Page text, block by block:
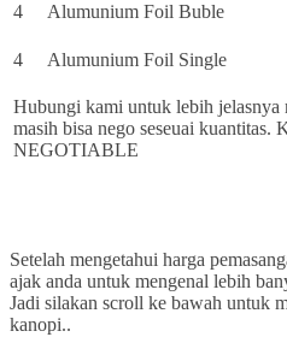
4
Alumunium Foil Buble
4
Alumunium Foil Single
Hubungi kami untuk lebih jelasnya
masih bisa nego seseuai
NEGOTIABLE
Setelah mengetahui harga
ajak anda untuk mengenal lebih
Jadi silakan scroll ke bawah untuk
kanopi..